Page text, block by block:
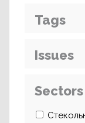
Tags
Issues
Sectors